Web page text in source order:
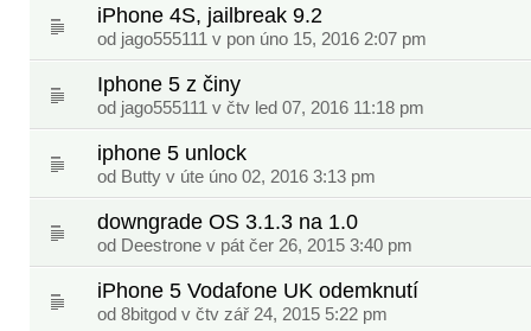
iPhone 4S, jailbreak 9.2
od jago555111 v pon úno 15, 2016 2:07 pm
Iphone 5 z činy
od jago555111 v čtv led 07, 2016 11:18 pm
iphone 5 unlock
od Butty v úte úno 02, 2016 3:13 pm
downgrade OS 3.1.3 na 1.0
od Deestrone v pát čer 26, 2015 3:40 pm
iPhone 5 Vodafone UK odemknutí
od 8bitgod v čtv zář 24, 2015 5:22 pm